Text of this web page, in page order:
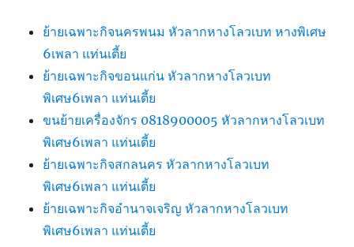
ย้ายเฉพาะกิจนครพนม หัวลากหางโลวเบท หางพิเศษ
6เพลา แท่นเตี้ย
ย้ายเฉพาะกิจขอนแก่น หัวลากหางโลวเบท
พิเศษ6เพลา แท่นเตี้ย
ขนย้ายเครื่องจักร 0818900005 หัวลากหางโลวเบท
พิเศษ6เพลา แท่นเตี้ย
ย้ายเฉพาะกิจสกลนคร หัวลากหางโลวเบท
พิเศษ6เพลา แท่นเตี้ย
ย้ายเฉพาะกิจอำนาจเจริญ หัวลากหางโลวเบท
พิเศษ6เพลา แท่นเตี้ย